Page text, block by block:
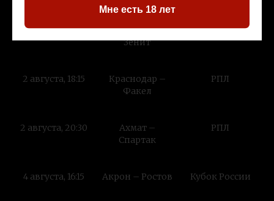
Мне есть 18 лет
2 августа, 16:00
Оренбург –
Зенит
РПЛ
2 августа, 18:15
Краснодар –
Факел
РПЛ
2 августа, 20:30
Ахмат –
Спартак
РПЛ
4 августа, 16:15 Акрон – Ростов Кубок России